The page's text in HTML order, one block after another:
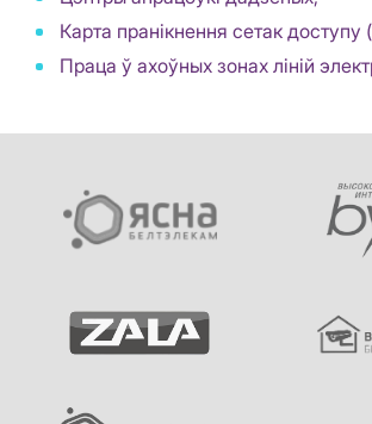
Карта пранікнення сетак доступу
Праца ў ахоўных зонах ліній